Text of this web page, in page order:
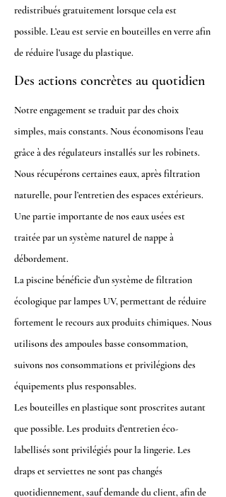
redistribués gratuitement lorsque cela est
possible. L’eau est servie en bouteilles en verre afin
de réduire l’usage du plastique.
Des actions concrètes au quotidien
Notre engagement se traduit par des choix
simples, mais constants. Nous économisons l’eau
grâce à des régulateurs installés sur les robinets.
Nous récupérons certaines eaux, après filtration
naturelle, pour l’entretien des espaces extérieurs.
Une partie importante de nos eaux usées est
traitée par un système naturel de nappe à
débordement.
La piscine bénéficie d’un système de filtration
écologique par lampes UV, permettant de réduire
fortement le recours aux produits chimiques. Nous
utilisons des ampoules basse consommation,
suivons nos consommations et privilégions des
équipements plus responsables.
Les bouteilles en plastique sont proscrites autant
que possible. Les produits d’entretien éco-
labellisés sont privilégiés pour la lingerie. Les
draps et serviettes ne sont pas changés
quotidiennement, sauf demande du client, afin de